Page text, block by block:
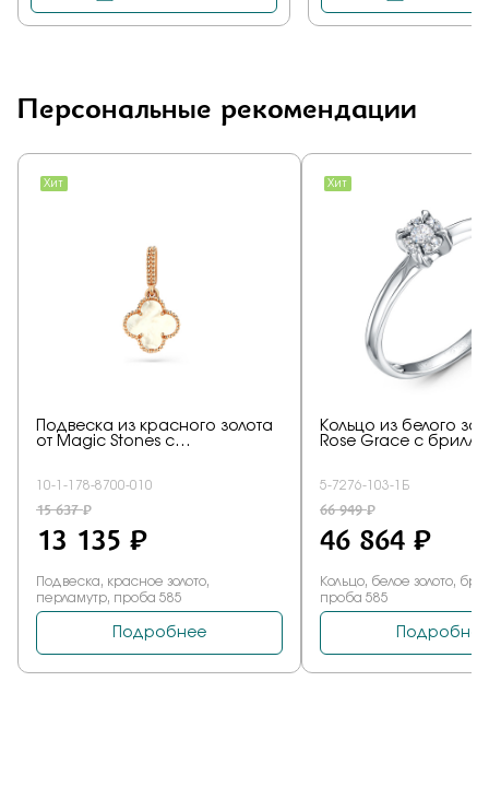
Персональные рекомендации